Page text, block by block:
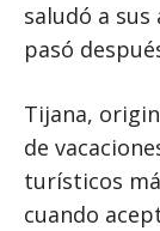
saludó a sus
pasó
Tijana,
de
turísticos
cuando